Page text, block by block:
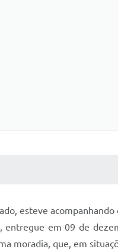
esteve
entregue em 09 de
moradia, que, em